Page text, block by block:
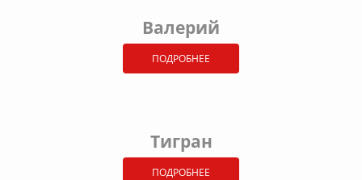
Валерий
ПОДРОБНЕЕ
Тигран
ПОДРОБНЕЕ